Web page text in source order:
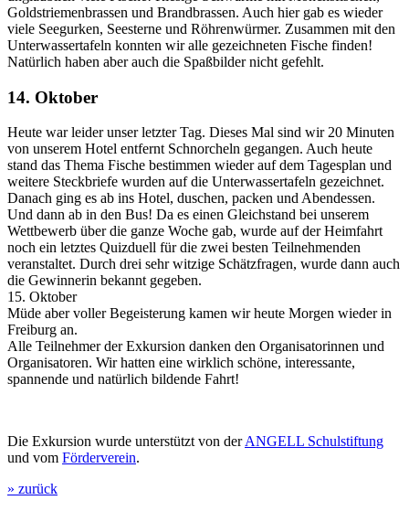
Goldstriemenbrassen und Brandbrassen. Auch hier gab es wieder
viele Seegurken, Seesterne und Röhrenwürmer. Zusammen mit den
Unterwassertafeln konnten wir alle gezeichneten Fische finden!
Natürlich haben aber auch die Spaßbilder nicht gefehlt.
14. Oktober
Heute war leider unser letzter Tag. Dieses Mal sind wir 20 Minuten
von unserem Hotel entfernt Schnorcheln gegangen. Auch heute
stand das Thema Fische bestimmen wieder auf dem Tagesplan und
weitere Steckbriefe wurden auf die Unterwassertafeln gezeichnet.
Danach ging es ab ins Hotel, duschen, packen und Abendessen.
Und dann ab in den Bus! Da es einen Gleichstand bei unserem
Wettbewerb über die ganze Woche gab, wurde auf der Heimfahrt
noch ein letztes Quizduell für die zwei besten Teilnehmenden
veranstaltet. Durch drei sehr witzige Schätzfragen, wurde dann auch
die Gewinnerin bekannt gegeben.
15. Oktober
Müde aber voller Begeisterung kamen wir heute Morgen wieder in
Freiburg an.
Alle Teilnehmer der Exkursion danken den Organisatorinnen und
Organisatoren. Wir hatten eine wirklich schöne, interessante,
spannende und natürlich bildende Fahrt!
Die Exkursion wurde unterstützt von derANGELL Schulstiftung
und vom Förderverein.
» zurück